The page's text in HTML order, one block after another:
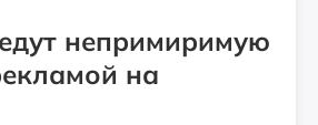
непримиримую
на